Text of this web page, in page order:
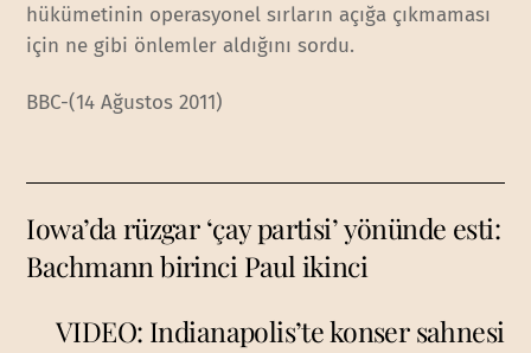
hükümetinin operasyonel sırların açığa çıkmaması
için ne gibi önlemler aldığını sordu.
BBC-(14 Ağustos 2011)
Iowa’da rüzgar ‘çay partisi’ yönünde esti:
Bachmann birinci Paul ikinci
VIDEO: Indianapolis’te konser sahnesi